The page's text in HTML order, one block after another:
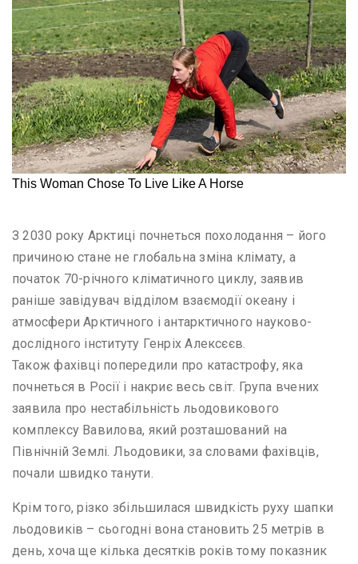
З 2030 року Арктиці почнеться похолодання – його
причиною стане не глобальна зміна клімату, а
початок 70-річного кліматичного циклу, заявив
раніше завідувач відділом взаємодії океану і
атмосфери Арктичного і антарктичного науково-
дослідного інституту Генріх Алексєєв.
Також фахівці попередили про катастрофу, яка
почнеться в Росії і накриє весь світ. Група вчених
заявила про нестабільність льодовикового
комплексу Вавилова, який розташований на
Північній Землі. Льодовики, за словами фахівців,
почали швидко танути.
Крім того, різко збільшилася швидкість руху шапки
льодовиків – сьогодні вона становить 25 метрів в
день, хоча ще кілька десятків років тому показник